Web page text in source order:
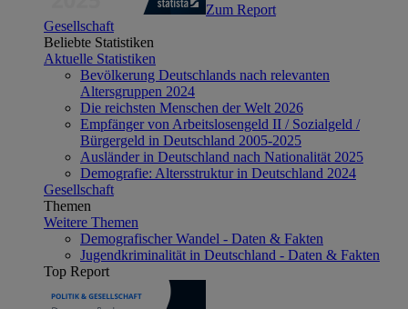
Zum Report
Gesellschaft
Beliebte Statistiken
Aktuelle Statistiken
Bevölkerung Deutschlands nach relevanten
Altersgruppen 2024
Die reichsten Menschen der Welt 2026
Empfänger von Arbeitslosengeld II / Sozialgeld /
Bürgergeld in Deutschland 2005-2025
Ausländer in Deutschland nach Nationalität 2025
Demografie: Altersstruktur in Deutschland 2024
Gesellschaft
Themen
Weitere Themen
Demografischer Wandel - Daten & Fakten
Jugendkriminalität in Deutschland - Daten & Fakten
Top Report